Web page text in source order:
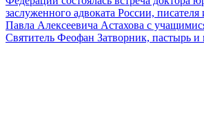
заслуженного адвоката России, писателя
Павла Алексеевича Астахова с
Святитель Феофан Затворник, пастырь